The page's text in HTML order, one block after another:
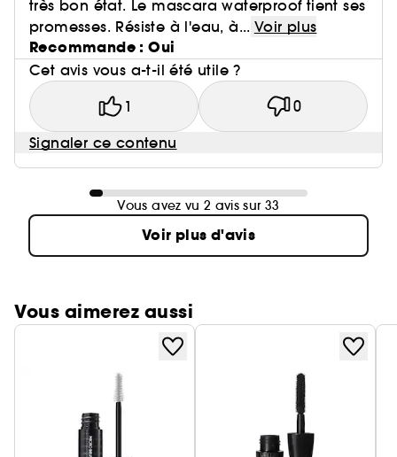
très bon état. Le mascara waterproof tient ses
promesses. Résiste à l'eau, à... Voir plus
Recommande : Oui
Cet avis vous a-t-il été utile ?
1 0
Signaler ce contenu
Vous avez vu 2 avis sur 33
Voir plus d'avis
Vous aimerez aussi